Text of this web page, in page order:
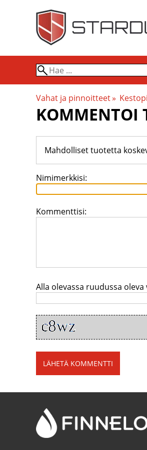
Vahat ja pinnoitteet‪»
KOMMENTOI
Mahdolliset tuotetta
Nimimerkkisi:
Kommenttisi:
Alla olevassa ruudussa